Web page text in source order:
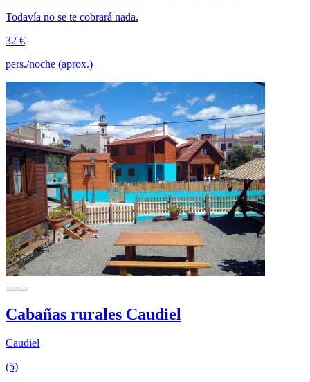
Todavía no se te cobrará nada.
32 €
pers./noche (aprox.)
Cabañas rurales Caudiel
Caudiel
(5)